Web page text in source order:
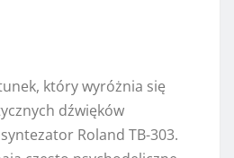
który wyróżnia się
dźwięków
Roland TB-303.